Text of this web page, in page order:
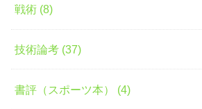
戦術 (8)
技術論考 (37)
書評（スポーツ本） (4)